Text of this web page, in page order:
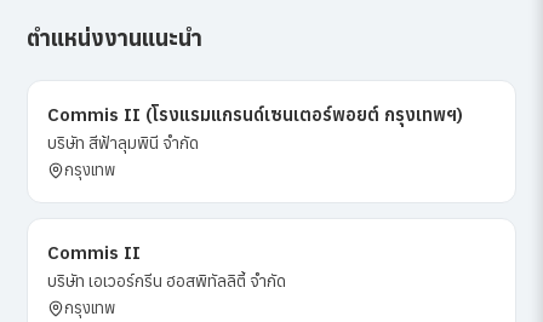
ตำแหน่งงานแนะนำ
Commis II (โรงแรมแกรนด์เซนเตอร์พอยต์ กรุงเทพฯ)
บริษัท สีฟ้าลุมพินี จำกัด
กรุงเทพ
Commis II
บริษัท เอเวอร์กรีน ฮอสพิทัลลิตี้ จำกัด
กรุงเทพ